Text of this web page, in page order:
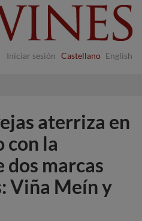
Iniciar sesión Castellano English
aterriza en
con la
dos marcas
Viña Meín y